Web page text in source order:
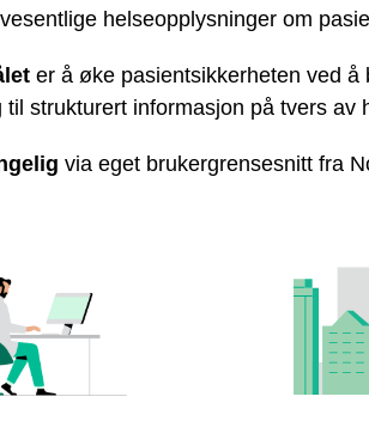
helseopplysninger om
er å øke pasientsikkerheten ved å
til strukturert informasjon på tvers av
via eget brukergrensesnitt fra